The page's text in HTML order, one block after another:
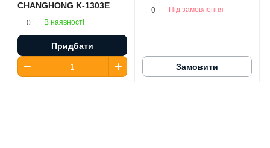
CHANGHONG K-1303E
0 В наявності
Придбати
0 Під замовлення
Замовити